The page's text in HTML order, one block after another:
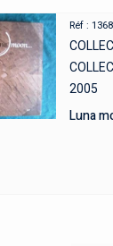
Réf :
2005
Luna